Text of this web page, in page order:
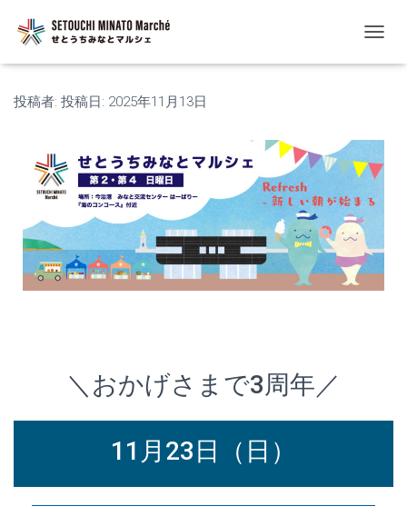
ビ
を
切
り
投稿者: 投稿日: 2025年11月13日
＼おかげさまで3周年／
11月23日（日）